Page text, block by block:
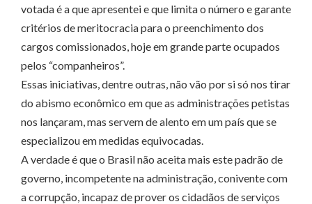
votada é a que apresentei e que limita o número e garante
critérios de meritocracia para o preenchimento dos
cargos comissionados, hoje em grande parte ocupados
pelos “companheiros”.
Essas iniciativas, dentre outras, não vão por si só nos tirar
do abismo econômico em que as administrações petistas
nos lançaram, mas servem de alento em um país que se
especializou em medidas equivocadas.
A verdade é que o Brasil não aceita mais este padrão de
governo, incompetente na administração, conivente com
a corrupção, incapaz de prover os cidadãos de serviços